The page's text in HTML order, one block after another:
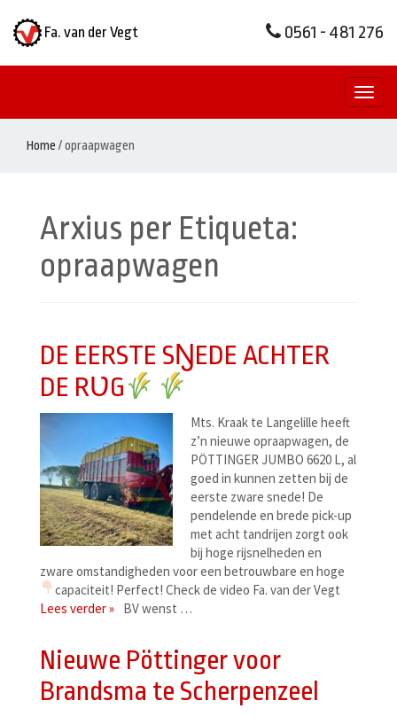
Fa. van der Vegt 0561 - 481 276
Home /opraapwagen
Arxius per Etiqueta:
opraapwagen
DE EERSTE SŊEDE ACHTER
DE RƲG
Mts. Kraak te Langelille heeft
z’n nieuwe opraapwagen, de
PÖTTINGER JUMBO 6620 L, al
goed in kunnen zetten bij de
eerste zware snede! De
pendelende en brede pick-up
met acht tandrijen zorgt ook
bij hoge rijsnelheden en
zware omstandigheden voor een betrouwbare en hoge
capaciteit! Perfect! Check de video Fa. van der Vegt
BV wenst …
Lees verder »
Nieuwe Pöttinger voor
Brandsma te Scherpenzeel